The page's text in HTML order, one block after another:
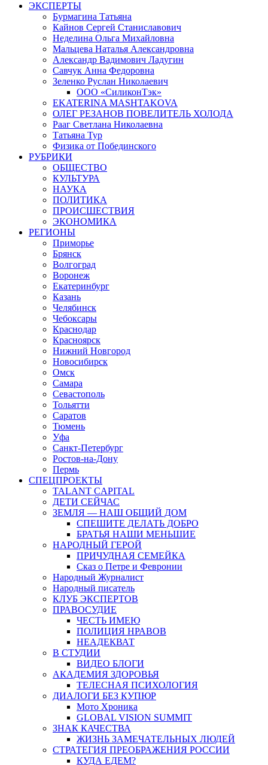
ЭКСПЕРТЫ
Бурмагина Татьяна
Кайнов Сергей Станиславович
Неделина Ольга Михайловна
Мальцева Наталья Александровна
Александр Вадимович Ладугин
Савчук Анна Федоровна
Зеленко Руслан Николаевич
ООО «СиликонТэк»
EKATERINA MASHTAKOVA
ОЛЕГ РЕЗАНОВ ПОВЕЛИТЕЛЬ ХОЛОДА
Рааг Светлана Николаевна
Татьяна Тур
Физика от Побединского
РУБРИКИ
ОБЩЕСТВО
КУЛЬТУРА
НАУКА
ПОЛИТИКА
ПРОИСШЕСТВИЯ
ЭКОНОМИКА
РЕГИОНЫ
Приморье
Брянск
Волгоград
Воронеж
Екатеринбург
Казань
Челябинск
Чебоксары
Краснодар
Красноярск
Нижний Новгород
Новосибирск
Омск
Самара
Севастополь
Тольятти
Саратов
Тюмень
Уфа
Санкт-Петербург
Ростов-на-Дону
Пермь
СПЕЦПРОЕКТЫ
TALANT CAPITAL
ДЕТИ СЕЙЧАС
ЗЕМЛЯ — НАШ ОБЩИЙ ДОМ
СПЕШИТЕ ДЕЛАТЬ ДОБРО
БРАТЬЯ НАШИ МЕНЬШИЕ
НАРОДНЫЙ ГЕРОЙ
ПРИЧУДНАЯ СЕМЕЙКА
Сказ о Петре и Февронии
Народный Журналист
Народный писатель
КЛУБ ЭКСПЕРТОВ
ПРАВОСУДИЕ
ЧЕСТЬ ИМЕЮ
ПОЛИЦИЯ НРАВОВ
НЕАДЕКВАТ
В СТУДИИ
ВИДЕО БЛОГИ
АКАДЕМИЯ ЗДОРОВЬЯ
ТЕЛЕСНАЯ ПСИХОЛОГИЯ
ДИАЛОГИ БЕЗ КУПЮР
Мото Хроника
GLOBAL VISION SUMMIT
ЗНАК КАЧЕСТВА
ЖИЗНЬ ЗАМЕЧАТЕЛЬНЫХ ЛЮДЕЙ
СТРАТЕГИЯ ПРЕОБРАЖЕНИЯ РОССИИ
КУДА ЕДЕМ?